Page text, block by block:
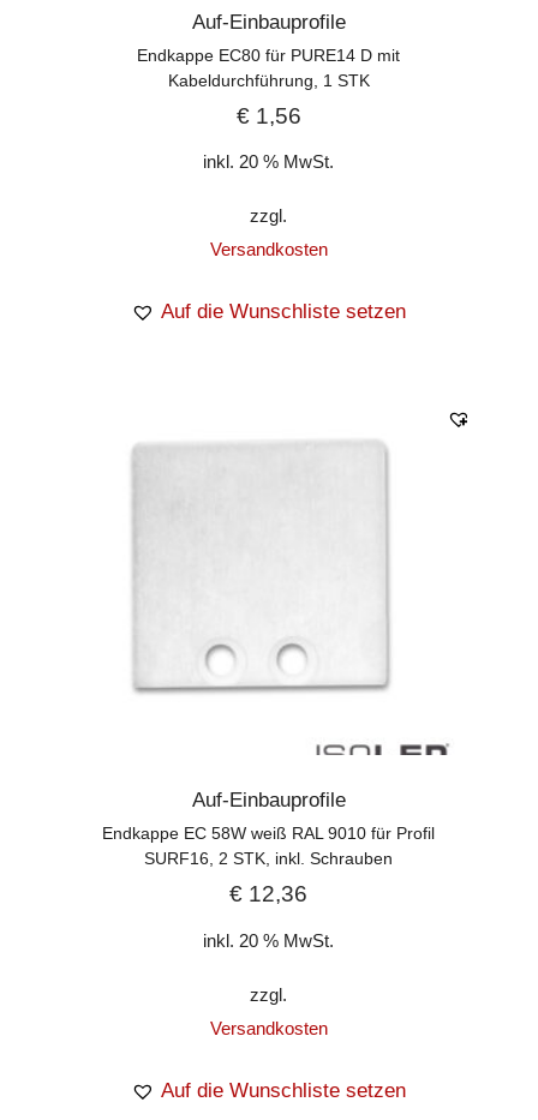
Auf-Einbauprofile
Endkappe EC80 für PURE14 D mit
Kabeldurchführung, 1 STK
€1,56
inkl. 20 % MwSt.
zzgl.
Versandkosten
Auf die Wunschliste setzen
Auf-Einbauprofile
Endkappe EC 58W weiß RAL 9010 für Profil
SURF16, 2 STK, inkl. Schrauben
€ 12,36
inkl. 20 % MwSt.
zzgl.
Versandkosten
Auf die Wunschliste setzen